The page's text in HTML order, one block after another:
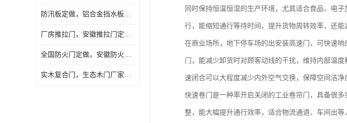
防汛板定做，铝合金挡水板门，地库挡水板
厂房推拉门，安徽推拉门定做，夹芯板平移大门
全国防火门定做，安徽防火门批发，防火门价格
实木复合门，生态木门厂家，免漆门定做，安徽木门厂家直销
同时保持恒温恒湿的生产环境，尤其适合食品、电
行，能缩短通行等待时间，提升货物周转效率，还能
在商业场所，地下停车场的出安装高速门，可快速
门，能减少卸货时对顾客动线的干扰，维持内部温
速闭合可以大程度减少内外空气交换，保障空间洁
快速卷门是一种率开启关闭的工业卷帘门，具备很
整，能大幅提升通行效率，适合物流通道、车间出等